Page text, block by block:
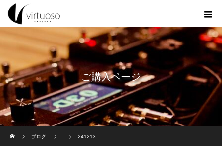
ご購入ページ
ブログ
241213